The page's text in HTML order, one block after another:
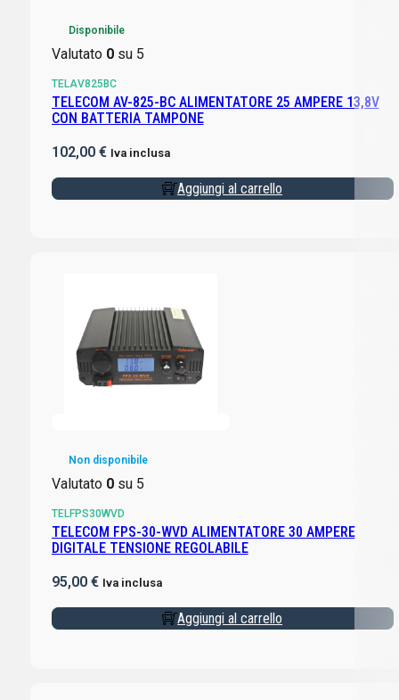
Disponibile
Valutato 0su 5
TELAV825BC
TELECOM AV-825-BC ALIMENTATORE 25 AMPERE 13,8V
CON BATTERIA TAMPONE
102,00 € Iva inclusa
Aggiungi al carrello
Non disponibile
Valutato 0su 5
TELFPS30WVD
TELECOM FPS-30-WVD ALIMENTATORE 30 AMPERE
DIGITALE TENSIONE REGOLABILE
95,00 € Iva inclusa
Aggiungi al carrello